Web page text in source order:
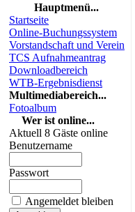
Hauptmenü...
Startseite
Online-Buchungssystem
Vorstandschaft und Verein
TCS Aufnahmeantrag
Downloadbereich
WTB-Ergebnisdienst
Multimediabereich...
Fotoalbum
Wer ist online...
Aktuell 8 Gäste online
Benutzername
Passwort
Angemeldet bleiben